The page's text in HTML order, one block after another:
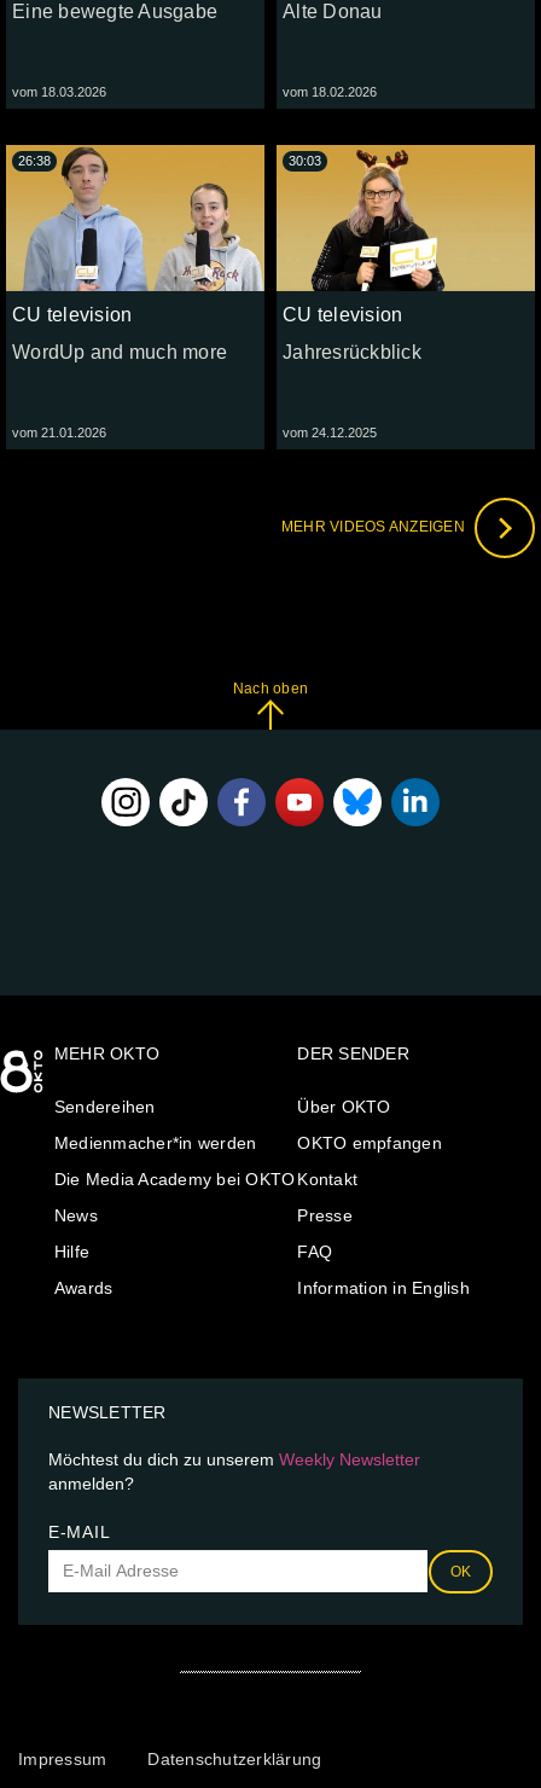
Eine bewegte Ausgabe
vom 18.03.2026
Alte Donau
vom 18.02.2026
CU television
WordUp and much more
vom 21.01.2026
26:38
CU television
Jahresrückblick
vom 24.12.2025
30:03
MEHR VIDEOS ANZEIGEN
Nach oben
MEHR OKTO
Sendereihen
Medienmacher*in werden
Die Media Academy bei OKTO
News
Hilfe
Awards
DER SENDER
Über OKTO
OKTO empfangen
Kontakt
Presse
FAQ
Information in English
NEWSLETTER
Möchtest du dich zu unserem Weekly Newsletter
anmelden?
E-MAIL
OK
Impressum Datenschutzerklärung